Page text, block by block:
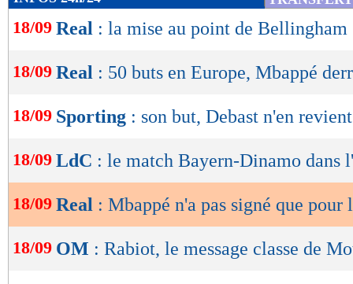
de
lecture
OK
18/09 Real : la mise au point de Bellingham
18/09 Real : 50 buts en Europe, Mbappé
18/09 Sporting : son but, Debast n'en
18/09 LdC : le match Bayern-Dinamo dans
18/09 Real : Mbappé n'a pas signé que pour
18/09 OM : Rabiot, le message classe de